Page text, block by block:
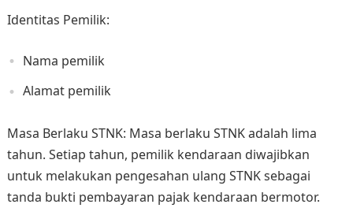
Identitas Pemilik:
Nama pemilik
Alamat pemilik
Masa Berlaku STNK: Masa berlaku STNK adalah lima
tahun. Setiap tahun, pemilik kendaraan diwajibkan
untuk melakukan pengesahan ulang STNK sebagai
tanda bukti pembayaran pajak kendaraan bermotor.